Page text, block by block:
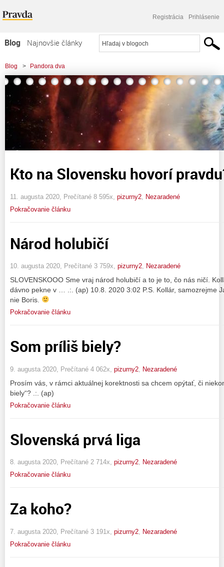
Registrácia Prihlásenie
Blog
Najnovšie články
Najčítanejšie články
Najkomentovanejšie články
Zoznam blogov
Komerčné blogy
Blog > Pandora dva
Kto na Slovensku hovorí
11. augusta 2020, Prečítané 8 595x, pizurny2 Nezaradené
Pokračovanie článku
Národ holubičí
10. augusta 2020, Prečítané 3 759x, pizurny2, Nezaradené
SLOVENSKOOO Sme vraj národ holubičí a to je to, čo nás ničí.
dávno pekne v … .:. (ap) 10.8. 2020 3:02 P.S. Kollár, samozrejme
nie Boris.
Pokračovanie článku
Som príliš biely?
9. augusta 2020, Prečítané 4 062x, pizurny2 Nezaradené
Prosím vás, v rámci aktuálnej korektnosti sa chcem opýtať, či
biely“? .:. (ap)
Pokračovanie článku
Slovenská prvá liga
8. augusta 2020, Prečítané 2 714x, pizurny2, Nezaradené
Pokračovanie článku
Za koho?
7. augusta 2020, Prečítané 3 191x, pizurny2
Nezaradené
Pokračovanie článku